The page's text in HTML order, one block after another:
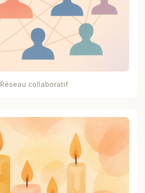
Réseau collaboratif